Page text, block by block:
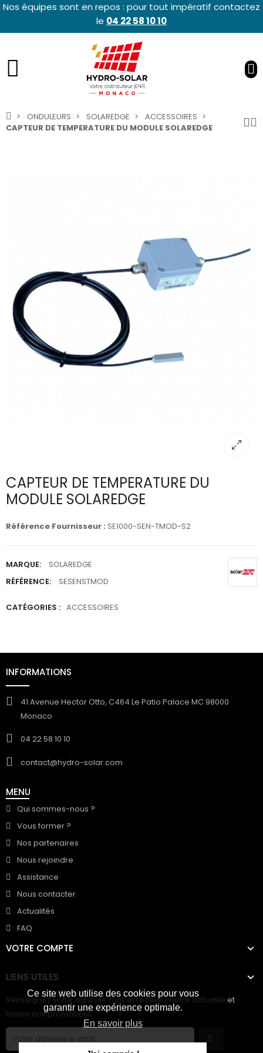
Ce site web utilise des cookies pour vous
garantir une expérience optimale.
En savoir plus
Nos équipes sont en repos : pour tout impératif contactez
le 04 22 58 10 10
ONDULEURS SOLAREDGE
ACCESSOIRES
CAPTEUR DE TEMPERATURE DU MODULE SOLAREDGE
CAPTEUR DE TEMPERATURE DU
MODULE SOLAREDGE
Référence Fournisseur : SE1000-SEN-TMOD-S2
MARQUE:
SOLAREDGE
RÉFÉRENCE:
SESENSTMOD
CATÉGORIES : ACCESSOIRES
INFORMATIONS
41 Avenue Hector Otto, C464 Le Patio Palace MC 98000
Monaco
04 22 58 10 10
contact@hydro-solar.com
MENU
Qui sommes-nous ?
Vous former ?
Nos partenaires
Nous rejoindre
Assistance
Nous contacter
Actualités
FAQ
VOTRE COMPTE
LIENS UTILES
Renseignez votre adresse mail et recevez notre actualité et
toutes nos promotions.